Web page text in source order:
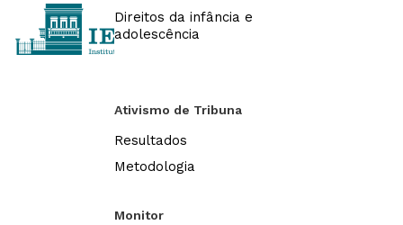
Direitos da infância e
adolescência
Ativismo de Tribuna
Resultados
Metodologia
Monitor